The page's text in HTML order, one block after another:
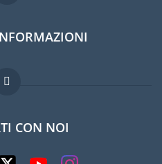
expat
frequenti
CON NOI